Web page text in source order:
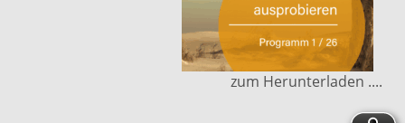
zum Herunterladen ....